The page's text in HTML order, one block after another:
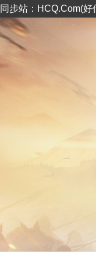
同步站：HCQ.Com(